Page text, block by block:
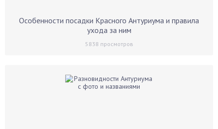
Особенности посадки Красного Антуриума и правила
ухода за ним
5838 просмотров